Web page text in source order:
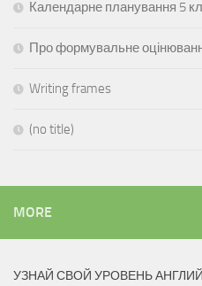
Календарне планування 5
Про формувальне
Writing frames
(no title)
MORE
УЗНАЙ СВОЙ УРОВЕНЬ